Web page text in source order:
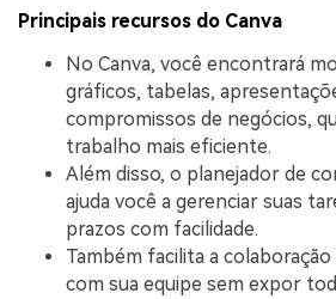
Principais recursos do Canva
No Canva, você encontrará
gráficos, tabelas,
compromissos de negócios,
trabalho mais eficiente.
Além disso, o planejador de
ajuda você a gerenciar suas
prazos com facilidade.
Também facilita a
com sua equipe sem expor